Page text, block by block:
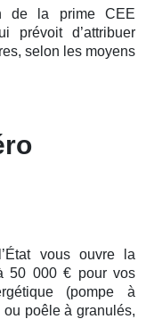
de la prime CEE
prévoit d’attribuer
selon les moyens
vous ouvre la
50 000 € pour vos
(pompe à
poêle à granulés,